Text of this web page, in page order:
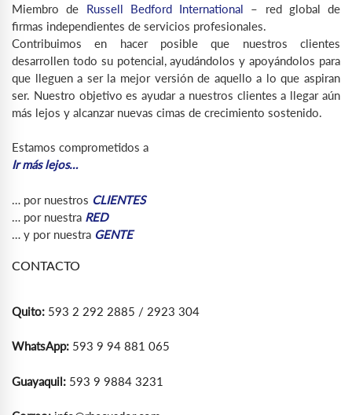
Miembro de Russell Bedford International – red global de
firmas independientes de servicios profesionales.
Contribuimos en hacer posible que nuestros clientes
desarrollen todo su potencial, ayudándolos y apoyándolos para
que lleguen a ser la mejor versión de aquello a lo que aspiran
ser. Nuestro objetivo es ayudar a nuestros clientes a llegar aún
más lejos y alcanzar nuevas cimas de crecimiento sostenido.
Estamos comprometidos a
Ir más lejos…
… por nuestros CLIENTES
… por nuestra RED
… y por nuestra GENTE
CONTACTO
Quito: 593 2 292 2885 / 2923 304
WhatsApp: 593 9 94 881 065
Guayaquil: 593 9 9884 3231